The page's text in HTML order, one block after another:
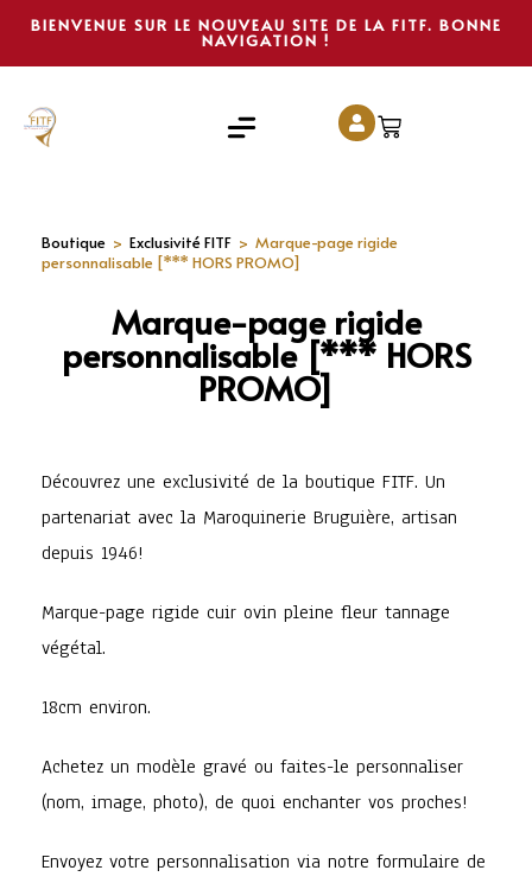
BIENVENUE SUR LE NOUVEAU SITE DE LA FITF. BONNE
NAVIGATION !
Boutique > Exclusivité FITF > Marque-page rigide
personnalisable [*** HORS PROMO]
Marque-page rigide
personnalisable [*** HORS
PROMO]
Découvrez une exclusivité de la boutique FITF. Un
partenariat avec la Maroquinerie Bruguière, artisan
depuis 1946!
Marque-page rigide cuir ovin pleine fleur tannage
végétal.
18cm environ.
Achetez un modèle gravé ou faites-le personnaliser
(nom, image, photo), de quoi enchanter vos proches!
Envoyez votre personnalisation via notre formulaire de